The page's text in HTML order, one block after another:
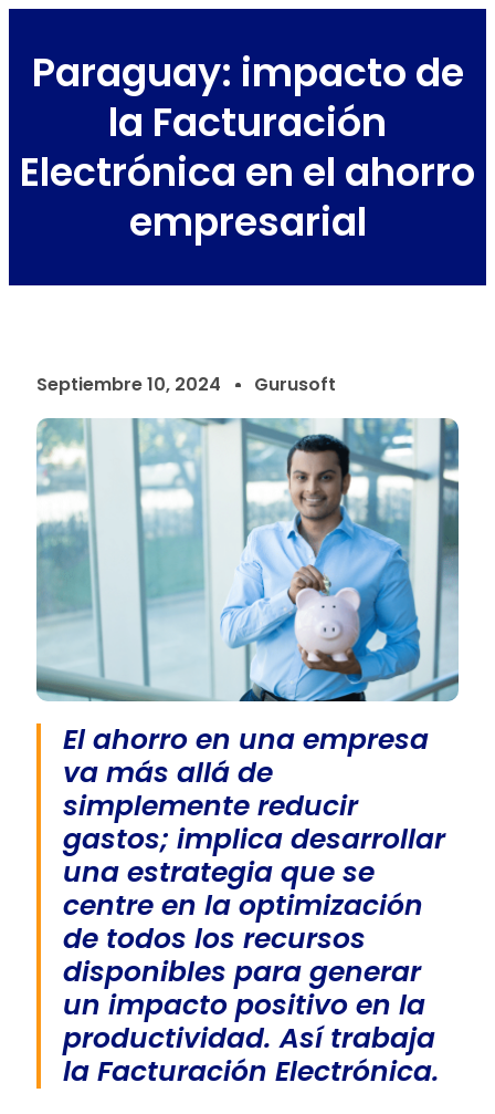
Paraguay: impacto de
la Facturación
Electrónica en el ahorro
empresarial
Septiembre 10, 2024 Gurusoft
El ahorro en una empresa
va más allá de
simplemente reducir
gastos; implica desarrollar
una estrategia que se
centre en la optimización
de todos los recursos
disponibles para generar
un impacto positivo en la
productividad. Así trabaja
la Facturación Electrónica.